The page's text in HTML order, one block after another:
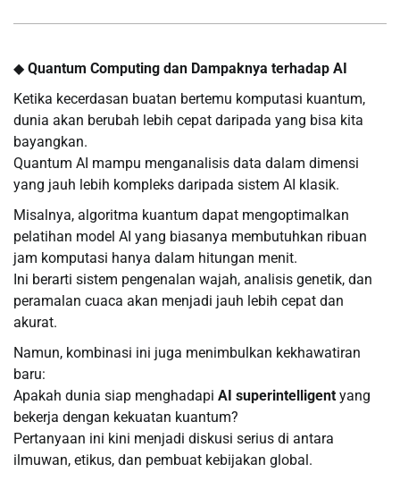
◆ Quantum Computing dan Dampaknya terhadap AI
Ketika kecerdasan buatan bertemu komputasi kuantum,
dunia akan berubah lebih cepat daripada yang bisa kita
bayangkan.
Quantum AI mampu menganalisis data dalam dimensi
yang jauh lebih kompleks daripada sistem AI klasik.
Misalnya, algoritma kuantum dapat mengoptimalkan
pelatihan model AI yang biasanya membutuhkan ribuan
jam komputasi hanya dalam hitungan menit.
Ini berarti sistem pengenalan wajah, analisis genetik, dan
peramalan cuaca akan menjadi jauh lebih cepat dan
akurat.
Namun, kombinasi ini juga menimbulkan kekhawatiran
baru:
Apakah dunia siap menghadapi AI superintelligent yang
bekerja dengan kekuatan kuantum?
Pertanyaan ini kini menjadi diskusi serius di antara
ilmuwan, etikus, dan pembuat kebijakan global.